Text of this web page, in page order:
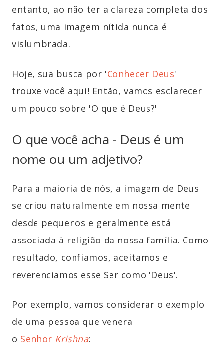
entanto, ao não ter a clareza completa dos
fatos, uma imagem nítida nunca é
vislumbrada.
Hoje, sua busca por 'Conhecer Deus'
trouxe você aqui! Então, vamos esclarecer
um pouco sobre 'O que é Deus?'
O que você acha - Deus é um
nome ou um adjetivo?
Para a maioria de nós, a imagem de Deus
se criou naturalmente em nossa mente
desde pequenos e geralmente está
associada à religião da nossa família. Como
resultado, confiamos, aceitamos e
reverenciamos esse Ser como 'Deus'.
Por exemplo, vamos considerar o exemplo
de uma pessoa que venera
o Senhor Krishna: